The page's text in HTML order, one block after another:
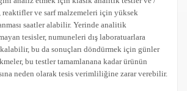
ve sarf malzemeleri için yüksek
saatler alabilir. Yerinde analitik
tesisler, numuneleri dış laboratuarlara
bu da sonuçları döndürmek için günler
bu testler tamamlanana kadar ürünün
neden olarak tesis verimliliğine zarar verebilir.